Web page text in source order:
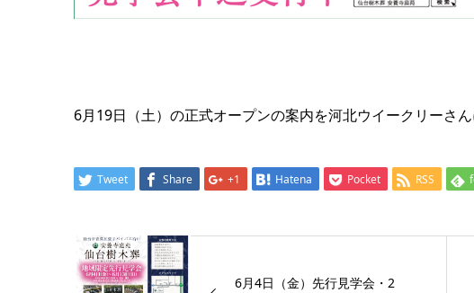
6月19日（土）の正式オープンの案内を河北ウイークリーさん
Tweet Share +1 Hatena Pocket RSS
6月4日（金）先行見学会・2